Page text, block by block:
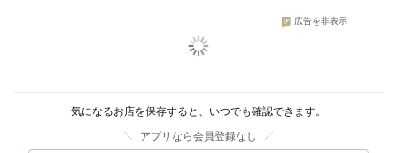
広告を非表示
気になるお店を保存すると、いつでも確認できます。
アプリなら会員登録なし